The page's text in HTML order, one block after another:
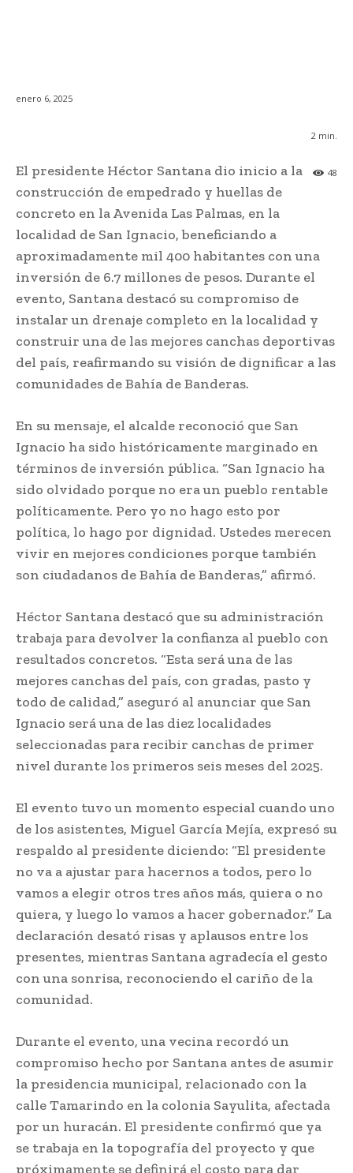
enero 6, 2025
2 min.
48
El presidente Héctor Santana dio inicio a la
construcción de empedrado y huellas de
concreto en la Avenida Las Palmas, en la
localidad de San Ignacio, beneficiando a
aproximadamente mil 400 habitantes con una
inversión de 6.7 millones de pesos. Durante el
evento, Santana destacó su compromiso de
instalar un drenaje completo en la localidad y
construir una de las mejores canchas deportivas
del país, reafirmando su visión de dignificar a las
comunidades de Bahía de Banderas.
En su mensaje, el alcalde reconoció que San
Ignacio ha sido históricamente marginado en
términos de inversión pública. “San Ignacio ha
sido olvidado porque no era un pueblo rentable
políticamente. Pero yo no hago esto por
política, lo hago por dignidad. Ustedes merecen
vivir en mejores condiciones porque también
son ciudadanos de Bahía de Banderas,” afirmó.
Héctor Santana destacó que su administración
trabaja para devolver la confianza al pueblo con
resultados concretos. “Esta será una de las
mejores canchas del país, con gradas, pasto y
todo de calidad,” aseguró al anunciar que San
Ignacio será una de las diez localidades
seleccionadas para recibir canchas de primer
nivel durante los primeros seis meses del 2025.
El evento tuvo un momento especial cuando uno
de los asistentes, Miguel García Mejía, expresó su
respaldo al presidente diciendo: “El presidente
no va a ajustar para hacernos a todos, pero lo
vamos a elegir otros tres años más, quiera o no
quiera, y luego lo vamos a hacer gobernador.” La
declaración desató risas y aplausos entre los
presentes, mientras Santana agradecía el gesto
con una sonrisa, reconociendo el cariño de la
comunidad.
Durante el evento, una vecina recordó un
compromiso hecho por Santana antes de asumir
la presidencia municipal, relacionado con la
calle Tamarindo en la colonia Sayulita, afectada
por un huracán. El presidente confirmó que ya
se trabaja en la topografía del proyecto y que
próximamente se definirá el costo para dar